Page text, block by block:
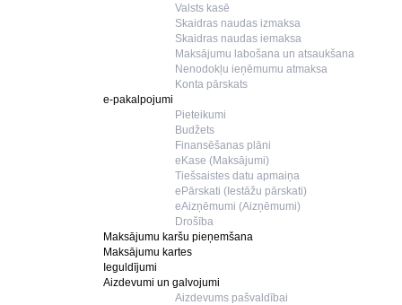
Valsts kasē
Skaidras naudas izmaksa
Skaidras naudas iemaksa
Maksājumu labošana un atsaukšana
Nenodokļu ieņēmumu atmaksa
Konta pārskats
e-pakalpojumi
Pieteikumi
Budžets
Finansēšanas plāni
eKase (Maksājumi)
Tiešsaistes datu apmaiņa
ePārskati (Iestāžu pārskati)
eAizņēmumi (Aizņēmumi)
Drošība
Maksājumu karšu pieņemšana
Maksājumu kartes
Ieguldījumi
Aizdevumi un galvojumi
Aizdevums pašvaldībai